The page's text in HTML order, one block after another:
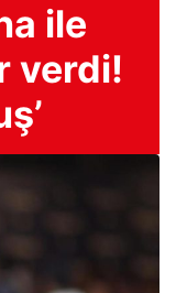
ile
verdi!